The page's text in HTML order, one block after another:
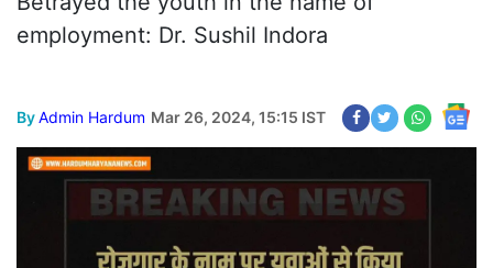
employment: Dr. Sushil Indora
ByAdmin Hardum Mar 26, 2024, 15:15 IST